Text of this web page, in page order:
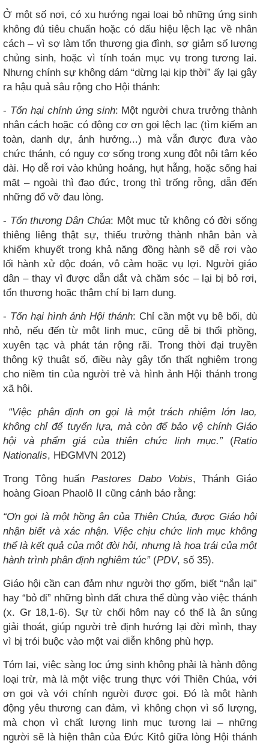
Ở một số nơi, có xu hướng ngại loại bỏ những ứng sinh
không đủ tiêu chuẩn hoặc có dấu hiệu lệch lạc về nhân
cách – vì sợ làm tổn thương gia đình, sợ giảm số lượng
chủng sinh, hoặc vì tính toán mục vụ trong tương lai.
Nhưng chính sự không dám “dừng lại kịp thời” ấy lại gây
ra hậu quả sâu rộng cho Hội thánh:
- Tổn hại chính ứng sinh: Một người chưa trưởng thành
nhân cách hoặc có động cơ ơn gọi lệch lạc (tìm kiếm an
toàn, danh dự, ảnh hưởng...) mà vẫn được đưa vào
chức thánh, có nguy cơ sống trong xung đột nội tâm kéo
dài. Họ dễ rơi vào khủng hoảng, hụt hẫng, hoặc sống hai
mặt – ngoài thì đạo đức, trong thì trống rỗng, dẫn đến
những đổ vỡ đau lòng.
- Tổn thương Dân Chúa: Một mục tử không có đời sống
thiêng liêng thật sự, thiếu trưởng thành nhân bản và
khiếm khuyết trong khả năng đồng hành sẽ dễ rơi vào
lối hành xử độc đoán, vô cảm hoặc vụ lợi. Người giáo
dân – thay vì được dẫn dắt và chăm sóc – lại bị bỏ rơi,
tổn thương hoặc thậm chí bị lạm dụng.
- Tổn hại hình ảnh Hội thánh: Chỉ cần một vụ bê bối, dù
nhỏ, nếu đến từ một linh mục, cũng dễ bị thổi phồng,
xuyên tạc và phát tán rộng rãi. Trong thời đại truyền
thông kỹ thuật số, điều này gây tổn thất nghiêm trọng
cho niềm tin của người trẻ và hình ảnh Hội thánh trong
xã hội.
“Việc phân định ơn gọi là một trách nhiệm lớn lao,
không chỉ để tuyển lựa, mà còn để bảo vệ chính Giáo
hội và phẩm giá của thiên chức linh mục.”(Ratio
Nationalis, HĐGMVN 2012)
Trong Tông huấnPastores Dabo Vobis, Thánh Giáo
hoàng Gioan Phaolô II cũng cảnh báo rằng:
“Ơn gọi là một hồng ân của Thiên Chúa, được Giáo hội
nhận biết và xác nhận. Việc chịu chức linh mục không
thể là kết quả của một đòi hỏi, nhưng là hoa trái của một
hành trình phân định nghiêm túc”(PDV, số 35).
Giáo hội cần can đảm như người thợ gốm, biết “nắn lại”
hay “bỏ đi” những bình đất chưa thể dùng vào việc thánh
(x. Gr 18,1-6). Sự từ chối hôm nay có thể là ân sủng
giải thoát, giúp người trẻ định hướng lại đời mình, thay
vì bị trói buộc vào một vai diễn không phù hợp.
Tóm lại, việc sàng lọc ứng sinh không phải là hành động
loại trừ, mà là một việc trung thực với Thiên Chúa, với
ơn gọi và với chính người được gọi. Đó là một hành
động yêu thương can đảm, vì không chọn vì số lượng,
mà chọn vì chất lượng linh mục tương lai – những
người sẽ là hiện thân của Đức Kitô giữa lòng Hội thánh